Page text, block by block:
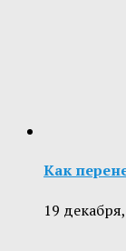
Как
19